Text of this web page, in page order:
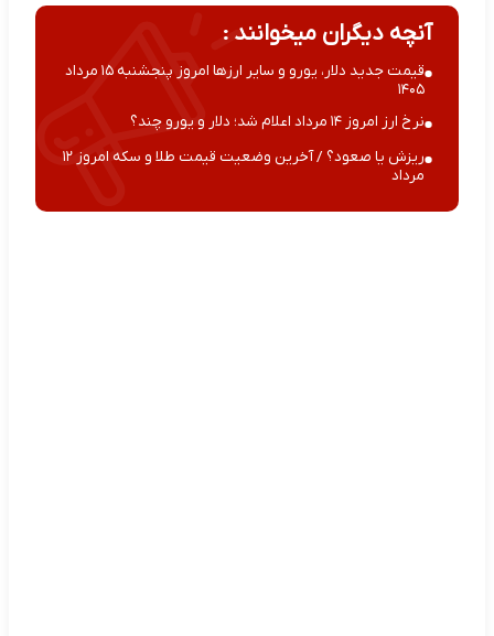
آنچه دیگران میخوانند :
قیمت جدید دلار، یورو و سایر ارزها امروز پنجشنبه ۱۵ مرداد
۱۴۰۵
نرخ ارز امروز ۱۴ مرداد اعلام شد؛ دلار و یورو چند؟
ریزش یا صعود؟ / آخرین وضعیت قیمت طلا و سکه امروز ۱۲
مرداد